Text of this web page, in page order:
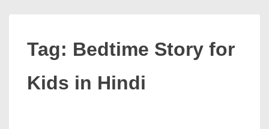
Tag: Bedtime Story for
Kids in Hindi